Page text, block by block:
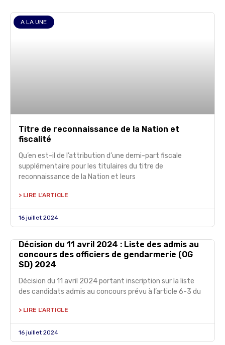
A LA UNE
Titre de reconnaissance de la Nation et
fiscalité
Qu’en est-il de l’attribution d’une demi-part fiscale
supplémentaire pour les titulaires du titre de
reconnaissance de la Nation et leurs
> LIRE L'ARTICLE
16 juillet 2024
Décision du 11 avril 2024 : Liste des admis au
concours des officiers de gendarmerie (OG
SD) 2024
Décision du 11 avril 2024 portant inscription sur la liste
des candidats admis au concours prévu à l’article 6-3 du
> LIRE L'ARTICLE
16 juillet 2024